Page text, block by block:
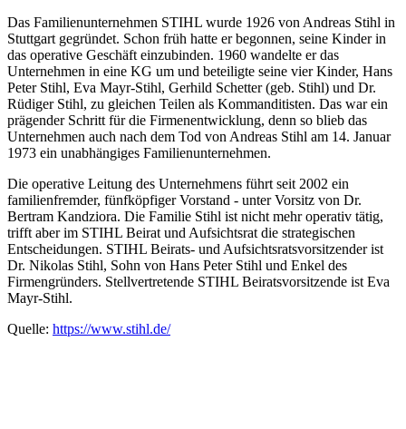
Das Familienunternehmen STIHL wurde 1926 von Andreas Stihl in
Stuttgart gegründet. Schon früh hatte er begonnen, seine Kinder in
das operative Geschäft einzubinden. 1960 wandelte er das
Unternehmen in eine KG um und beteiligte seine vier Kinder, Hans
Peter Stihl, Eva Mayr-Stihl, Gerhild Schetter (geb. Stihl) und Dr.
Rüdiger Stihl, zu gleichen Teilen als Kommanditisten. Das war ein
prägender Schritt für die Firmenentwicklung, denn so blieb das
Unternehmen auch nach dem Tod von Andreas Stihl am 14. Januar
1973 ein unabhängiges Familienunternehmen.
Die operative Leitung des Unternehmens führt seit 2002 ein
familienfremder, fünfköpfiger Vorstand - unter Vorsitz von Dr.
Bertram Kandziora. Die Familie Stihl ist nicht mehr operativ tätig,
trifft aber im STIHL Beirat und Aufsichtsrat die strategischen
Entscheidungen. STIHL Beirats- und Aufsichtsratsvorsitzender ist
Dr. Nikolas Stihl, Sohn von Hans Peter Stihl und Enkel des
Firmengründers. Stellvertretende STIHL Beiratsvorsitzende ist Eva
Mayr-Stihl.
Quelle: https://www.stihl.de/